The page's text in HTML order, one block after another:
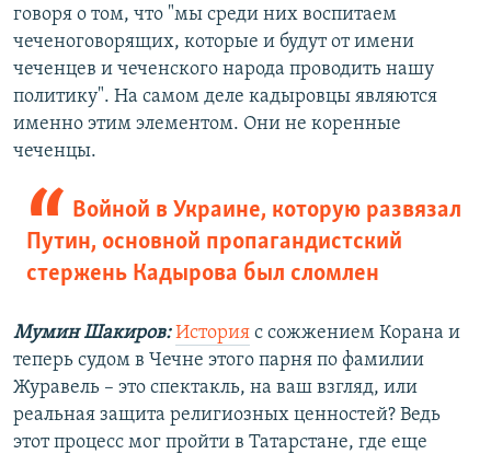
говоря о том, что "мы среди них воспитаем
чеченоговорящих, которые и будут от имени
чеченцев и чеченского народа проводить нашу
политику". На самом деле кадыровцы являются
именно этим элементом. Они не коренные
чеченцы.
Войной в Украине, которую развязал
Путин, основной пропагандистский
стержень Кадырова был сломлен
Мумин Шакиров:История с сожжением Корана и
теперь судом в Чечне этого парня по фамилии
Журавель – это спектакль, на ваш взгляд, или
реальная защита религиозных ценностей? Ведь
этот процесс мог пройти в Татарстане, где еще